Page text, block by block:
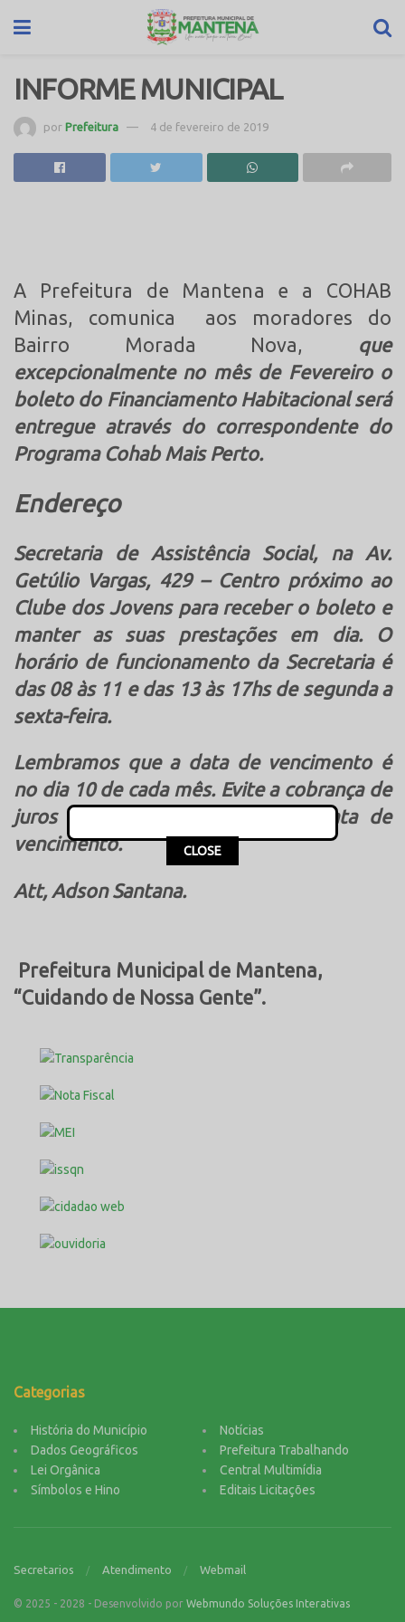
INFORME MUNICIPAL
por Prefeitura 4 de fevereiro de 2019
A Prefeitura de Mantena e a COHAB
Minas, comunica aos moradores do
Bairro Morada Nova, que
excepcionalmente no mês de Fevereiro o
boleto do Financiamento Habitacional será
entregue através do correspondente do
Programa Cohab Mais Perto.
Endereço
Secretaria de Assistência Social, na Av.
Getúlio Vargas, 429 – Centro próximo ao
Clube dos Jovens para receber o boleto e
manter as suas prestações em dia. O
horário de funcionamento da Secretaria é
das 08 às 11 e das 13 às 17hs de segunda a
sexta-feira.
Lembramos que a data de vencimento é
no dia 10 de cada mês. Evite a cobrança de
juros e multas pagando até a data de
vencimento.
Att, Adson Santana.
Prefeitura Municipal de Mantena,
“Cuidando de Nossa Gente”.
Categorias
História do Município
Dados Geográficos
Lei Orgânica
Símbolos e Hino
Notícias
Prefeitura Trabalhando
Central Multimídia
Editais Licitações
Secretarios Atendimento Webmail
© 2025 - 2028 - Desenvolvido por Webmundo Soluções Interativas
This popup will close in:
CLOSE